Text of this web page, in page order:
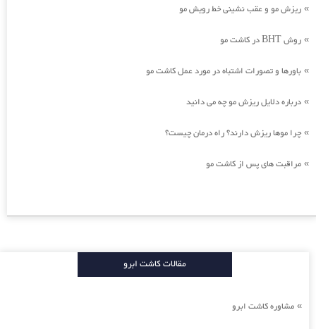
» ریزش مو و عقب نشینی خط رویش مو
» روش BHT در کاشت مو
» باورها و تصورات اشتباه در مورد عمل کاشت مو
» درباره دلایل ریزش مو چه می دانید
» چرا موها ریزش دارند؟ راه درمان چیست؟
» مراقبت های پس از کاشت مو
مقالات کاشت ابرو
» مشاوره کاشت ابرو